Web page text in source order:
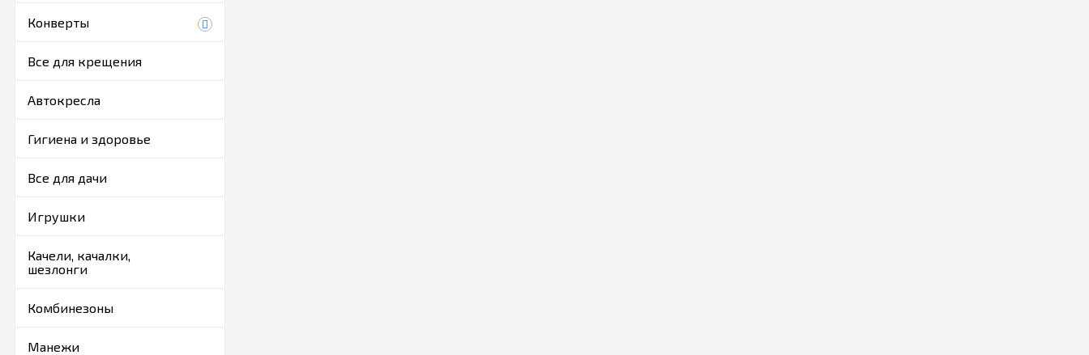
Конверты
Все для крещения
Автокресла
Гигиена и здоровье
Все для дачи
Игрушки
Качели, качалки,
шезлонги
Комбинезоны
Манежи